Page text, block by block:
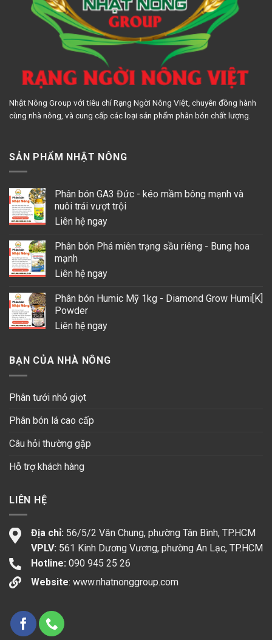
Nhật Nông Group với tiêu chí Rạng Ngời Nông Việt, chuyên đồng hành
cùng nhà nông, và cung cấp các loại sản phẩm phân bón chất lượng.
SẢN PHẨM NHẬT NÔNG
Phân bón GA3 Đức - kéo mầm bông mạnh và
nuôi trái vượt trội
Liên hệ ngay
Phân bón Phá miên trạng sầu riêng - Bung hoa
mạnh
Liên hệ ngay
Phân bón Humic Mỹ 1kg - Diamond Grow Humi[K]
Powder
Liên hệ ngay
BẠN CỦA NHÀ NÔNG
Phân tưới nhỏ giọt
Phân bón lá cao cấp
Câu hỏi thường gặp
Hỗ trợ khách hàng
LIÊN HỆ
Địa chỉ: 56/5/2 Văn Chung, phường Tân Bình, TP.HCM
VPLV: 561 Kinh Dương Vương, phường An Lạc, TP.HCM
Hotline: 090 945 25 26
Website: www.nhatnonggroup.com